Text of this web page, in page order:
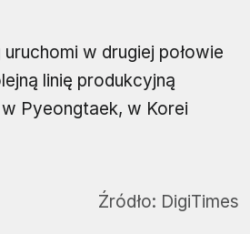
w drugiej połowie
linię produkcyjną
Pyeongtaek, w Korei
Źródło: DigiTimes